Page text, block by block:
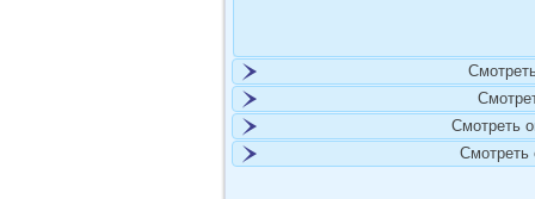
Смотреть
Смотреть